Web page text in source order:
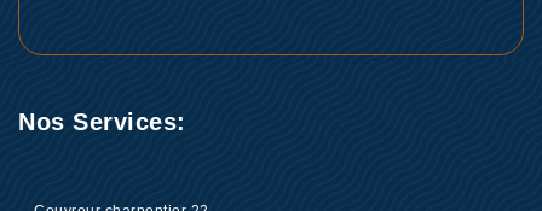
Nos Services: